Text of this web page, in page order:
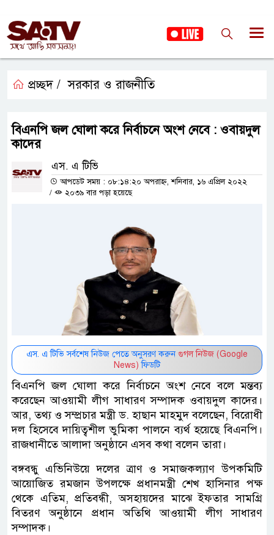
প্রচ্ছদ / সরকার ও রাজনীতি
বিএনপি জল ঘোলা করে নির্বাচনে অংশ নেবে : ওবায়দুল
কাদের
এস. এ টিভি
আপডেট সময় : ০৮:১৪:২০ অপরাহ্ন, শনিবার, ১৬ এপ্রিল ২০২২
/
২০৩৯ বার পড়া হয়েছে
এস. এ টিভি সর্বশেষ নিউজ পেতে অনুসরণ করুন গুগল নিউজ (Google
News) ফিডটি
বিএনপি জল ঘোলা করে নির্বাচনে অংশ নেবে বলে মন্তব্য
করেছেন আওয়ামী লীগ সাধারণ সম্পাদক ওবায়দুল কাদের।
আর, তথ্য ও সম্প্রচার মন্ত্রী ড. হাছান মাহমুদ বলেছেন, বিরোধী
দল হিসেবে দায়িত্বশীল ভুমিকা পালনে ব্যর্থ হয়েছে বিএনপি।
রাজধানীতে আলাদা অনুষ্ঠানে এসব কথা বলেন তারা।
বঙ্গবন্ধু এভিনিউয়ে দলের ত্রাণ ও সমাজকল্যাণ উপকমিটি
আয়োজিত রমজান উপলক্ষে প্রধানমন্ত্রী শেখ হাসিনার পক্ষ
থেকে এতিম, প্রতিবন্ধী, অসহায়দের মাঝে ইফতার সামগ্রি
বিতরণ অনুষ্ঠানে প্রধান অতিথি আওয়ামী লীগ সাধারণ
সম্পাদক।